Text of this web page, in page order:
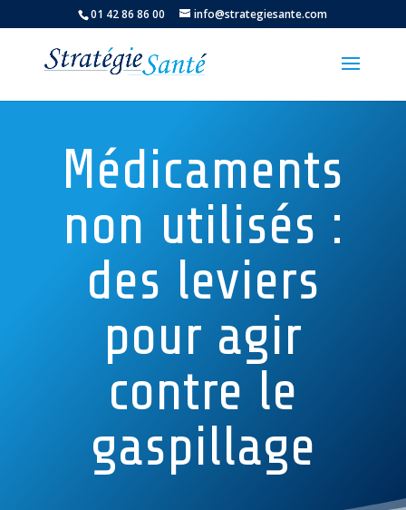
01 42 86 86 00 info@strategiesante.com
Médicaments
non utilisés :
des leviers
pour agir
contre le
gaspillage